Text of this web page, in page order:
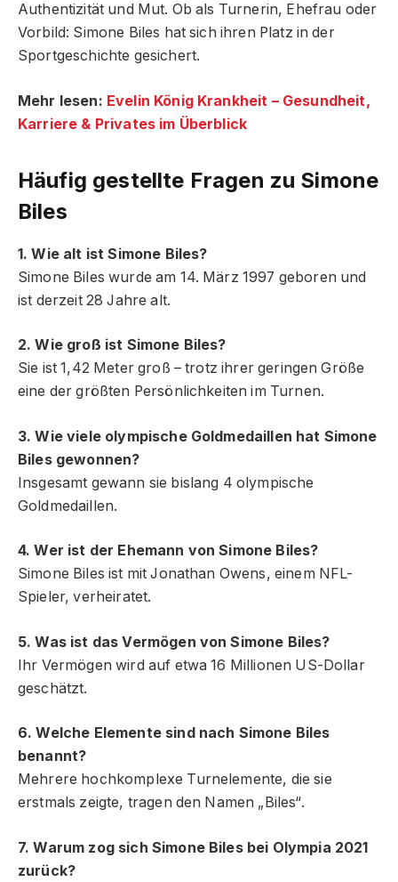
Authentizität und Mut. Ob als Turnerin, Ehefrau oder
Vorbild: Simone Biles hat sich ihren Platz in der
Sportgeschichte gesichert.
Mehr lesen: Evelin König Krankheit – Gesundheit,
Karriere & Privates im Überblick
Häufig gestellte Fragen zu Simone
Biles
1. Wie alt ist Simone Biles?
Simone Biles wurde am 14. März 1997 geboren und
ist derzeit 28 Jahre alt.
2. Wie groß ist Simone Biles?
Sie ist 1,42 Meter groß – trotz ihrer geringen Größe
eine der größten Persönlichkeiten im Turnen.
3. Wie viele olympische Goldmedaillen hat Simone
Biles gewonnen?
Insgesamt gewann sie bislang 4 olympische
Goldmedaillen.
4. Wer ist der Ehemann von Simone Biles?
Simone Biles ist mit Jonathan Owens, einem NFL-
Spieler, verheiratet.
5. Was ist das Vermögen von Simone Biles?
Ihr Vermögen wird auf etwa 16 Millionen US-Dollar
geschätzt.
6. Welche Elemente sind nach Simone Biles
benannt?
Mehrere hochkomplexe Turnelemente, die sie
erstmals zeigte, tragen den Namen „Biles“.
7. Warum zog sich Simone Biles bei Olympia 2021
zurück?